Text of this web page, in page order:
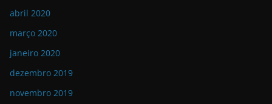
abril 2020
março 2020
janeiro 2020
dezembro 2019
novembro 2019